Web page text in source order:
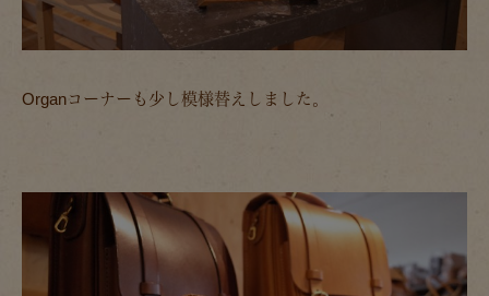
Organコーナーも少し模様替えしました。